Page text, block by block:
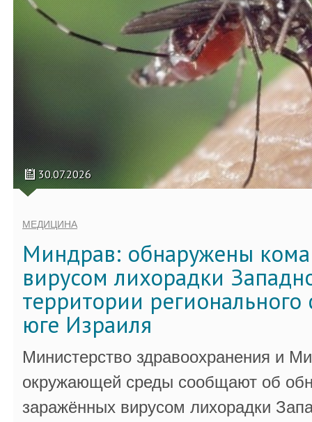
30.07.2026
МЕДИЦИНА
Миндрав: обнаружены
вирусом лихорадки
территории регионального
юге Израиля
Министерство здравоохранения и
окружающей среды сообщают об
заражённых вирусом лихорадки